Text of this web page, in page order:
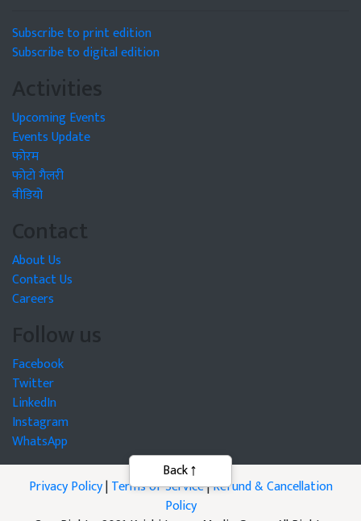
Subscribe to print edition
Subscribe to digital edition
Activities
Upcoming Events
Events Update
फोरम
फोटो गैलरी
वीडियो
Contact
About Us
Contact Us
Careers
Follow us
Facebook
Twitter
LinkedIn
Instagram
WhatsApp
Privacy Policy|Terms of Service|Refund & Cancellation
Policy